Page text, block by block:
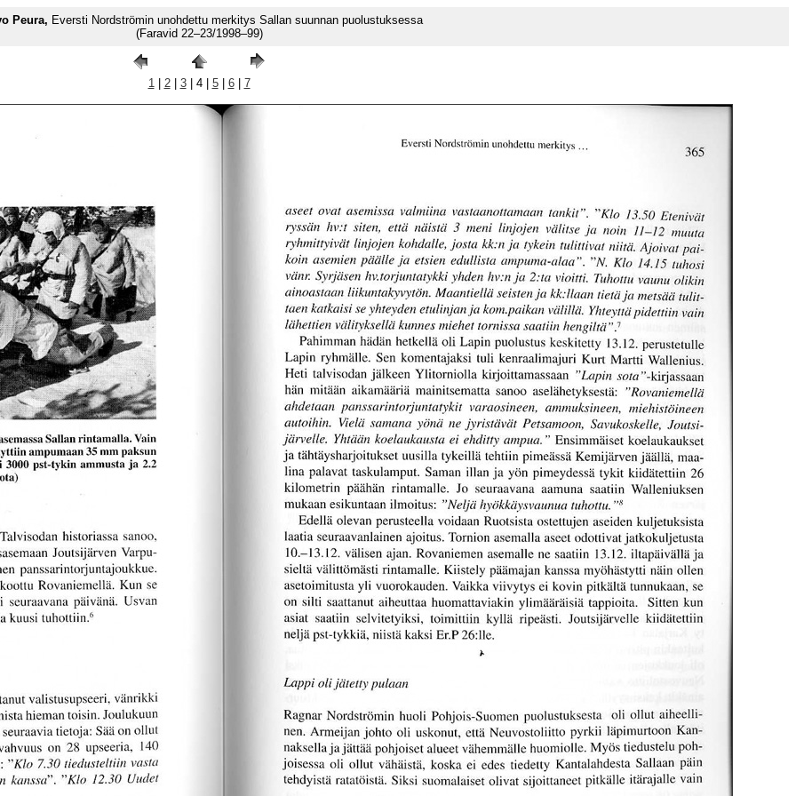
Peura, Eversti Nordströmin unohdettu merkitys Sallan suunnan puolustuksessa
(Faravid 22–23/1998–99)
1| 2| 3| 4 | 5| 6| 7